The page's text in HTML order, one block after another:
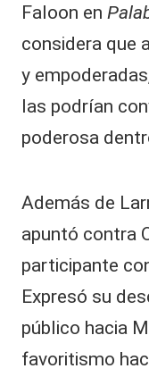
Faloon en
considera que
y
las podrían
poderosa
Además de
apuntó contra
participante
Expresó su
público hacia
favoritismo